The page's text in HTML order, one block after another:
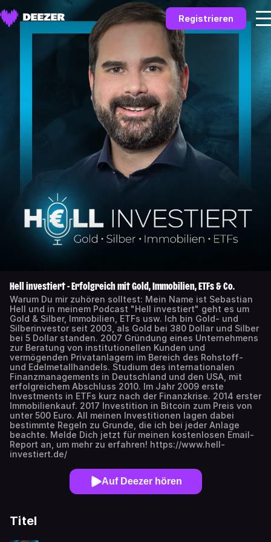
Registrieren
Hell investiert - Erfolgreich mit Gold, Immobilien, ETFs & Co.
Warum Du mir zuhören solltest: Mein Name ist Sebastian
Hell und in meinem Podcast "Hell investiert" geht es um
Gold & Silber, Immobilien, ETFs usw. Ich bin Gold- und
Silberinvestor seit 2003, als Gold bei 380 Dollar und Silber
bei 5 Dollar standen. 2007 Gründung eines Unternehmens
zur Beratung von institutionellen Kunden und
vermögenden Privatanlagern im Bereich des Rohstoff-
und Edelmetallhandels. Studium des internationalen
Finanzmanagements in Deutschland und den USA, mit
erfolgreichem Abschluss 2010. Im Jahr 2009 erste
Investments in ETFs kurz nach der Finanzkrise. 2014 erster
Immobilienkauf. 2017 Investition in Bitcoin zum Preis von
unter 500 Euro. All meinen Investitionen lagen dabei
bestimmte Regeln zu Grunde, die ich bei jeder Anlage
beachte. Melde Dich jetzt für meinen kostenlosen Email-
Report an, um mehr zu erfahren! https://www.hell-
investiert.de/
Auf Deezer hören
Titel